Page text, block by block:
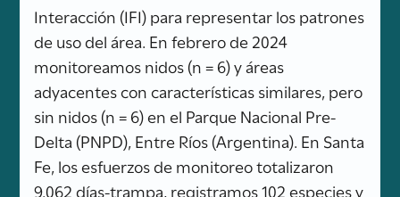
Interacción (IFI) para representar los patrones
de uso del área. En febrero de 2024
monitoreamos nidos (n = 6) y áreas
adyacentes con características similares, pero
sin nidos (n = 6) en el Parque Nacional Pre-
Delta (PNPD), Entre Ríos (Argentina). En Santa
Fe, los esfuerzos de monitoreo totalizaron
9.062 días-trampa, registramos 102 especies y